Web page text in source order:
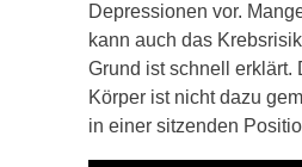
Depressionen vor.
kann auch das
Grund ist schnell erklärt.
Körper ist nicht dazu
in einer sitzenden